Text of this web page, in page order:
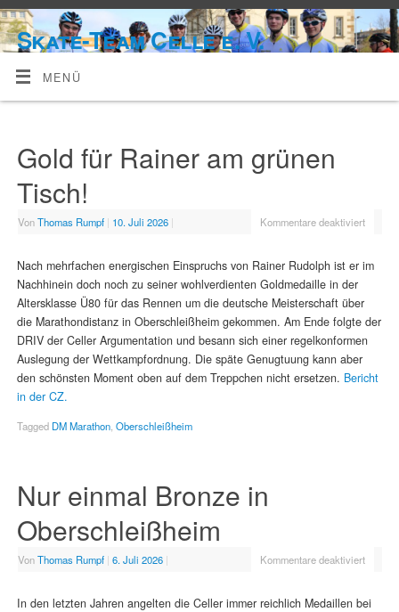
Skate-Team Celle e. V.
MENÜ
Gold für Rainer am grünen
Tisch!
VonThomas Rumpf | 10. Juli 2026 | Kommentare deaktiviert
Nach mehrfachen energischen Einspruchs von Rainer Rudolph ist er im
Nachhinein doch noch zu seiner wohlverdienten Goldmedaille in der
Altersklasse Ü80 für das Rennen um die deutsche Meisterschaft über
die Marathondistanz in Oberschleißheim gekommen. Am Ende folgte der
DRIV der Celler Argumentation und besann sich einer regelkonformen
Auslegung der Wettkampfordnung. Die späte Genugtuung kann aber
den schönsten Moment oben auf dem Treppchen nicht ersetzen. Bericht
in der CZ.
Tagged DM Marathon, Oberschleißheim
Nur einmal Bronze in
Oberschleißheim
VonThomas Rumpf | 6. Juli 2026 | Kommentare deaktiviert
In den letzten Jahren angelten die Celler immer reichlich Medaillen bei